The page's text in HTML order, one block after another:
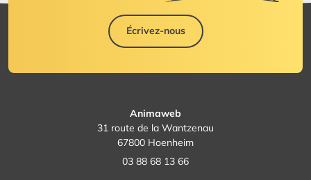
Écrivez-nous
Animaweb
31 route de la Wantzenau
67800 Hoenheim
03 88 68 13 66